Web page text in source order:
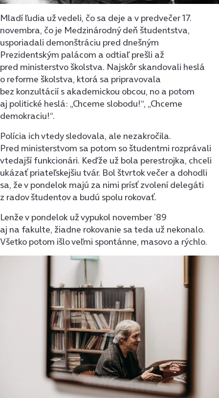
Mladí ľudia už vedeli, čo sa deje a v predvečer 17.
novembra, čo je Medzinárodný deň študentstva,
usporiadali demonštráciu pred dnešným
Prezidentským palácom a odtiaľ prešli až
pred ministerstvo školstva. Najskôr skandovali heslá
o reforme školstva, ktorá sa pripravovala
bez konzultácií s akademickou obcou, no a potom
aj politické heslá: „Chceme slobodu!“, „Chceme
demokraciu!“.
Polícia ich vtedy sledovala, ale nezakročila.
Pred ministerstvom sa potom so študentmi rozprávali
vtedajší funkcionári. Keďže už bola perestrojka, chceli
ukázať priateľskejšiu tvár. Bol štvrtok večer a dohodli
sa, že v pondelok majú za nimi prísť zvolení delegáti
z radov študentov a budú spolu rokovať.
Lenže v pondelok už vypukol november ʼ89
aj na fakulte, žiadne rokovanie sa teda už nekonalo.
Všetko potom išlo veľmi spontánne, masovo a rýchlo.